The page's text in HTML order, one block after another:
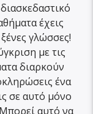
έχεις
γλώσσες!
με τις
διαρκούν
ένα
σε αυτό μόνο
αυτό να